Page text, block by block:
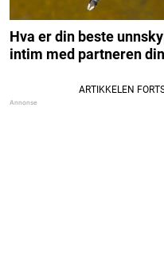
Hva er din beste
intim med partneren